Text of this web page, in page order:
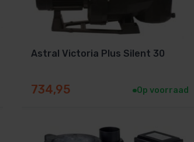
Astral Victoria Plus Silent 30
734,95 Op voorraad